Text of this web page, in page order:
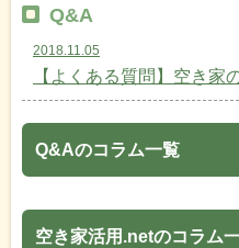
Q&A
2018.11.05
【よくある質問】空き家
Q&Aのコラム一覧
空き家活用.netのコラム